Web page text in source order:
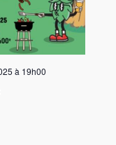
a
v
i
g
s
É
v
è
à 19h00